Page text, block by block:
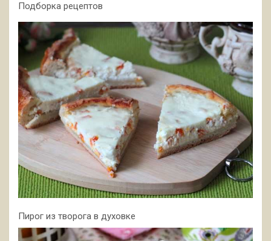
Подборка рецептов
Пирог из творога в духовке